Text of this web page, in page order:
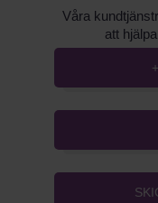
Våra
att